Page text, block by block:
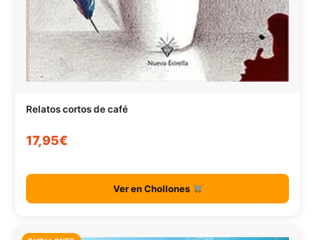
Relatos cortos de café
17,95€
Ver en Chollones